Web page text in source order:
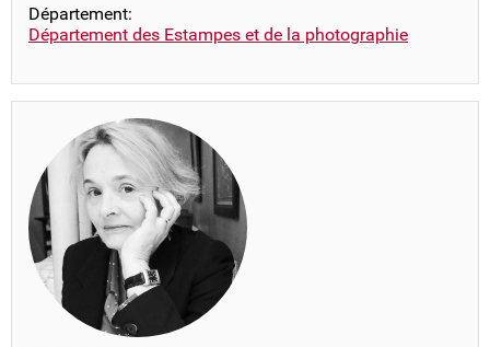
Département:
Département des Estampes et de la photographie